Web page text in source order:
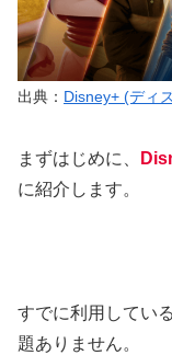
出典： Disney+ (ディ
まずはじめに、
に紹介します。
すでに利用してい
題ありません。